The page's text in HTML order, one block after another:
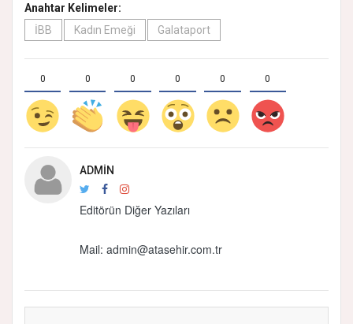
Anahtar Kelimeler:
İBB
Kadın Emeği Galataport
0 0 0 0 0 0
ADMIN
Editörün Diğer Yazıları
Mail: admin@atasehir.com.tr